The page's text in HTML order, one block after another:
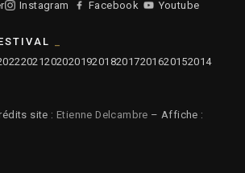
Instagram Facebook Youtube
20212020201920182017201620152014
site : Etienne Delcambre – Affiche :